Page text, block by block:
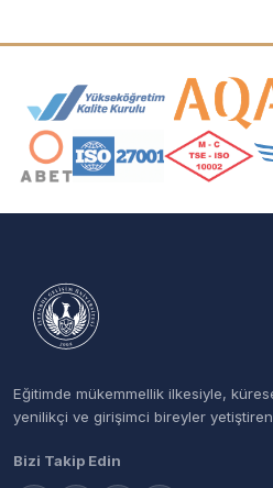
Akreditasyon ve
Eğitimde mükemmellik ilkesiyle,
yenilikçi ve girişimci bireyler
Bizi Takip Edin